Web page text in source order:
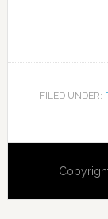
FILED UNDER: